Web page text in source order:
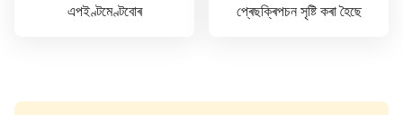
এপইণ্টমেণ্টবোৰ প্ৰেছক্ৰিপচন সৃষ্টি কৰা হৈছে